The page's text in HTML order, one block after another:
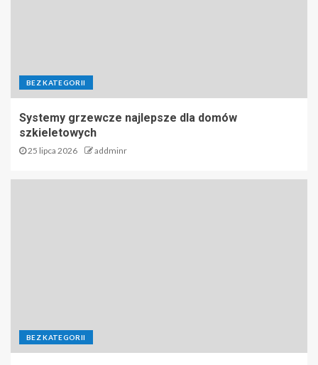
BEZ KATEGORII
Systemy grzewcze najlepsze dla domów
szkieletowych
25 lipca 2026 addminr
BEZ KATEGORII